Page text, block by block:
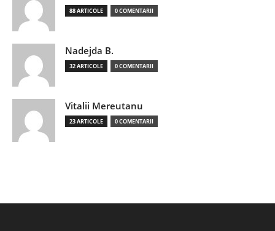
88 ARTICOLE 0 COMENTARII
Nadejda B.
32 ARTICOLE 0 COMENTARII
Vitalii Mereutanu
23 ARTICOLE 0 COMENTARII